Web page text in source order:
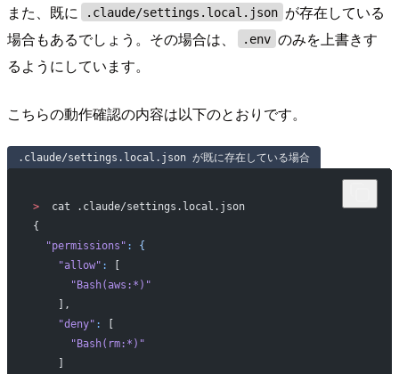
また、既に .claude/settings.local.json が存在している
場合もあるでしょう。その場合は、
.env のみを上書きす
るようにしています。
こちらの動作確認の内容は以下のとおりです。
.claude/settings.local.json が既に存在している場合
>
  cat .claude/settings.local.json
{
  "permissions"
:
{
    "allow"
:
[
      "Bash(aws:*)"
    ],
    "deny"
:
[
      "Bash(rm:*)"
    ]